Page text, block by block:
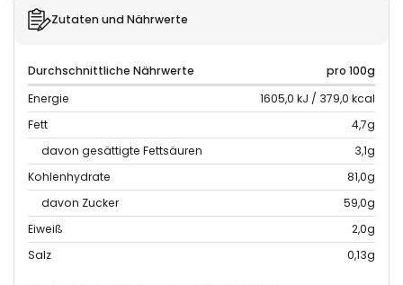
Zutaten und Nährwerte
Durchschnittliche Nährwerte
pro 100g
Energie
1605,0 kJ / 379,0 kcal
Fett
4,7g
davon gesättigte Fettsäuren
3,1g
Kohlenhydrate
81,0g
davon Zucker
59,0g
Eiweiß
2,0g
Salz
0,13g